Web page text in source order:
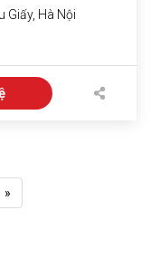
Giấy, Hà Nội
»